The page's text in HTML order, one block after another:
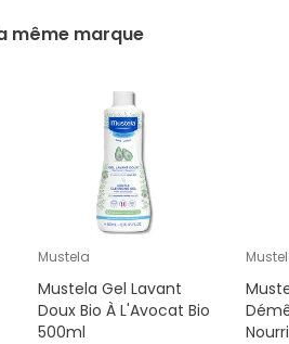
même marque
Mustela
Mustela Gel Lavant
Doux Bio À L'Avocat Bio
500ml